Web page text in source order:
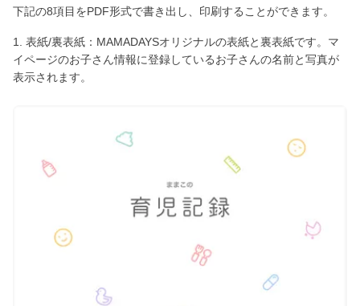
下記の8項目をPDF形式で書き出し、印刷することができます。
1. 表紙/裏表紙：MAMADAYSオリジナルの表紙と裏表紙です。マ
イページのお子さん情報に登録しているお子さんの名前と写真が
表示されます。